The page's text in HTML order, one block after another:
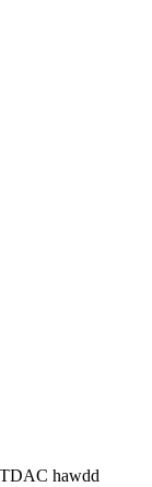
hawdd